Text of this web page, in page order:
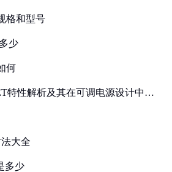
格和型号
少
何
特性解析及其在可调电源设计中的
大全
多少